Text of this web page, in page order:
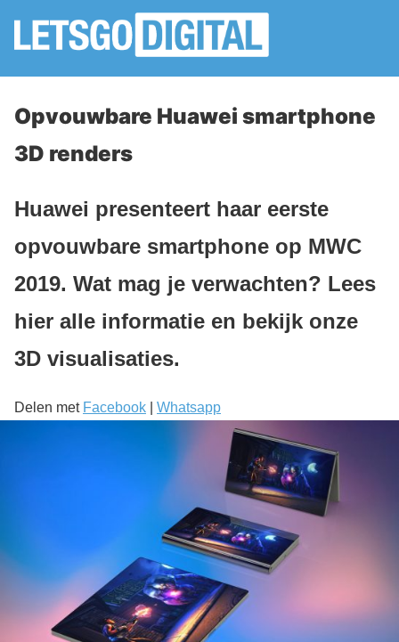
Opvouwbare Huawei smartphone
3D renders
Huawei presenteert haar eerste
opvouwbare smartphone op MWC
2019. Wat mag je verwachten? Lees
hier alle informatie en bekijk onze
3D visualisaties.
Delen met Facebook Whatsapp